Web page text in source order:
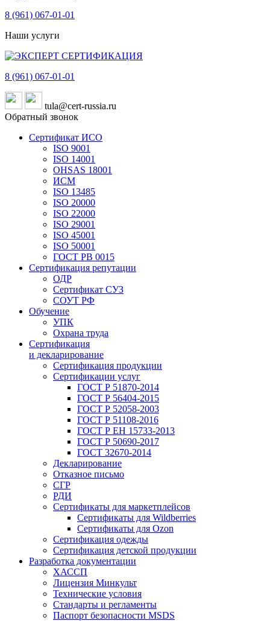
8 (961) 067-01-01
Наши услуги
8 (961) 067-01-01
tula@cert-russia.ru
Обратный звонок
Сертификат ИСО
ISO 9001
ISO 14001
OHSAS 18001
ИСМ
ISO 13485
ISO 20000
ISO 22000
ISO 29001
ISO 45001
ISO 50001
ГОСТ РВ 0015
Сертификация репутации
ОДР
Сертификат СУЗ
СОУТ РФ
Обучение
УПК
Охрана труда
Сертификация
и декларирование
Сертификация продукции
Сертификации услуг
ГОСТ Р 51870-2014
ГОСТ Р 56404-2015
ГОСТ Р 52058-2003
ГОСТ Р 51108-2016
ГОСТ Р ЕН 15733-2013
ГОСТ Р 50690-2017
ГОСТ 32670-2014
Декларирование
Отказное письмо
СГР
РДИ
Сертификаты для маркетплейсов
Сертификаты для Wildberries
Сертификаты для Ozon
Сертификация одежды
Сертификация детской продукции
Разработка документации
ХАССП
Лицензия Минкульт
Технические условия
Стандарты и регламенты
Паспорт безопасности MSDS